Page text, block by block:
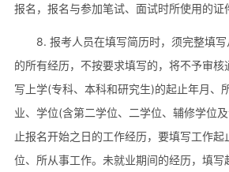
报名，报名与参加笔试、面试时所使用的证
8. 报考人员在填写简历时，须完整填
的所有经历，不按要求填写的，将不予审
写上学(专科、本科和研究生)的起止年月、
业、学位(含第二学位、二学位、辅修学位
止报名开始之日的工作经历，要填写工作
位、所从事工作。未就业期间的经历，填写